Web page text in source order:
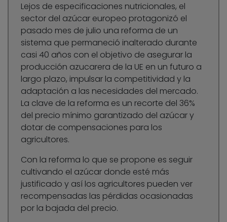
Lejos de especificaciones nutricionales, el
sector del azúcar europeo protagonizó el
pasado mes de julio una reforma de un
sistema que permaneció inalterado durante
casi 40 años con el objetivo de asegurar la
producción azucarera de la UE en un futuro a
largo plazo, impulsar la competitividad y la
adaptación a las necesidades del mercado.
La clave de la reforma es un recorte del 36%
del precio mínimo garantizado del azúcar y
dotar de compensaciones para los
agricultores.
Con la reforma lo que se propone es seguir
cultivando el azúcar donde esté más
justificado y así los agricultores pueden ver
recompensadas las pérdidas ocasionadas
por la bajada del precio.